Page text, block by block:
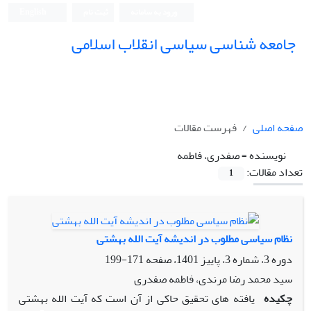
جامعه شناسی سیاسی انقلاب اسلامی
صفحه اصلی
فهرست مقالات
نویسنده =صفدری، فاطمه
تعداد مقالات:
1
نظام سیاسی مطلوب در اندیشه آیت الله بهشتی
دوره 3، شماره 3، پاییز 1401، صفحه
171-199
سید محمد رضا مرندی، فاطمه صفدری
چکیده یافته های تحقیق حاکی از آن است که آیت الله بهشتی